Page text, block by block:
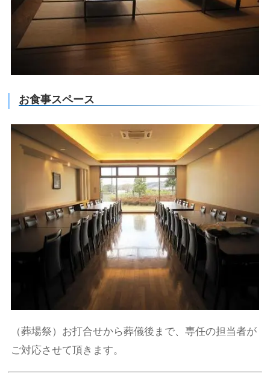
お食事スペース
（葬場祭）お打合せから葬儀後まで、専任の担当者が
ご対応させて頂きます。